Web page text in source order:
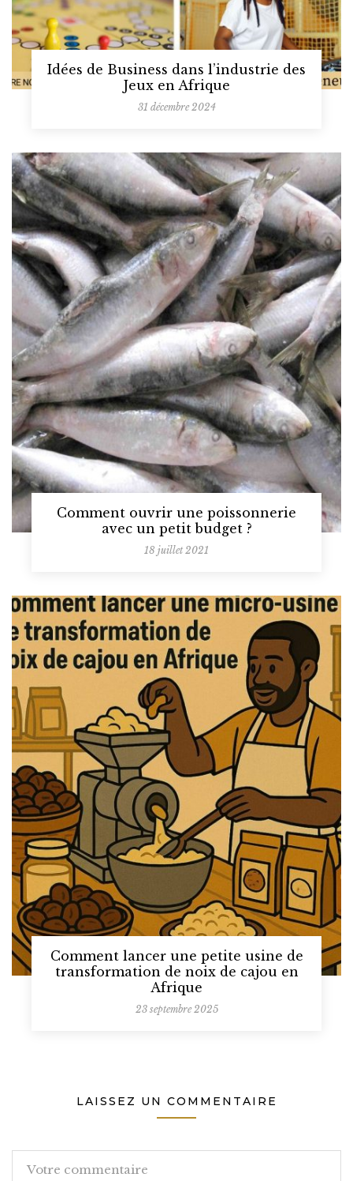
Idées de Business dans l’industrie des
Jeux en Afrique
31 décembre 2024
Comment ouvrir une poissonnerie
avec un petit budget ?
18 juillet 2021
Comment lancer une petite usine de
transformation de noix de cajou en
Afrique
23 septembre 2025
LAISSEZ UN COMMENTAIRE